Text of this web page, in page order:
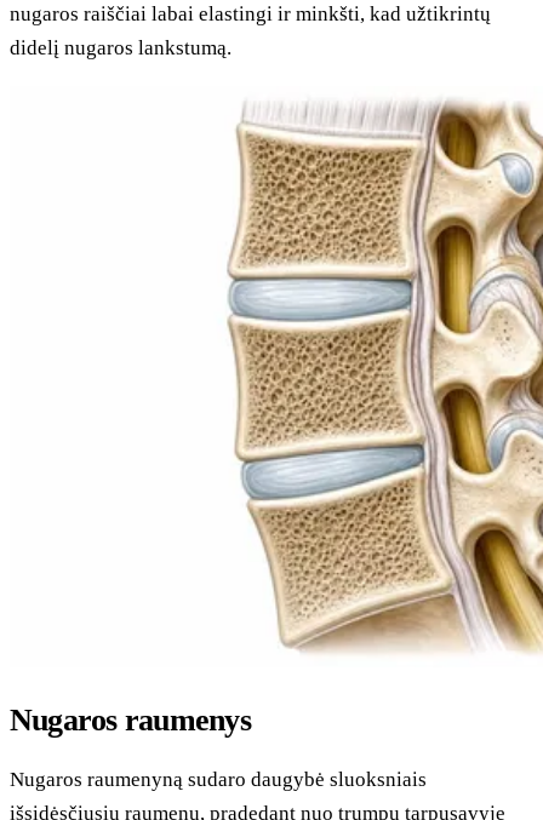
nugaros raiščiai labai elastingi ir minkšti, kad užtikrintų
didelį nugaros lankstumą.
Nugaros raumenys
Nugaros raumenyną sudaro daugybė sluoksniais
išsidėsčiusių raumenų, pradedant nuo trumpų tarpusavyje